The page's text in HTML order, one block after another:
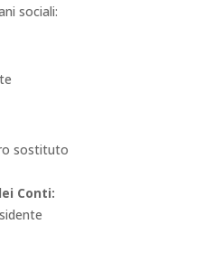
sociali:
sostituto
Conti: